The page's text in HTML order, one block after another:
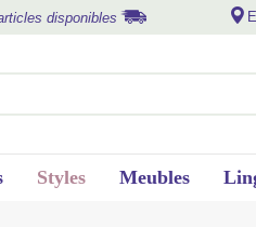
disponibles
Styles Meubles